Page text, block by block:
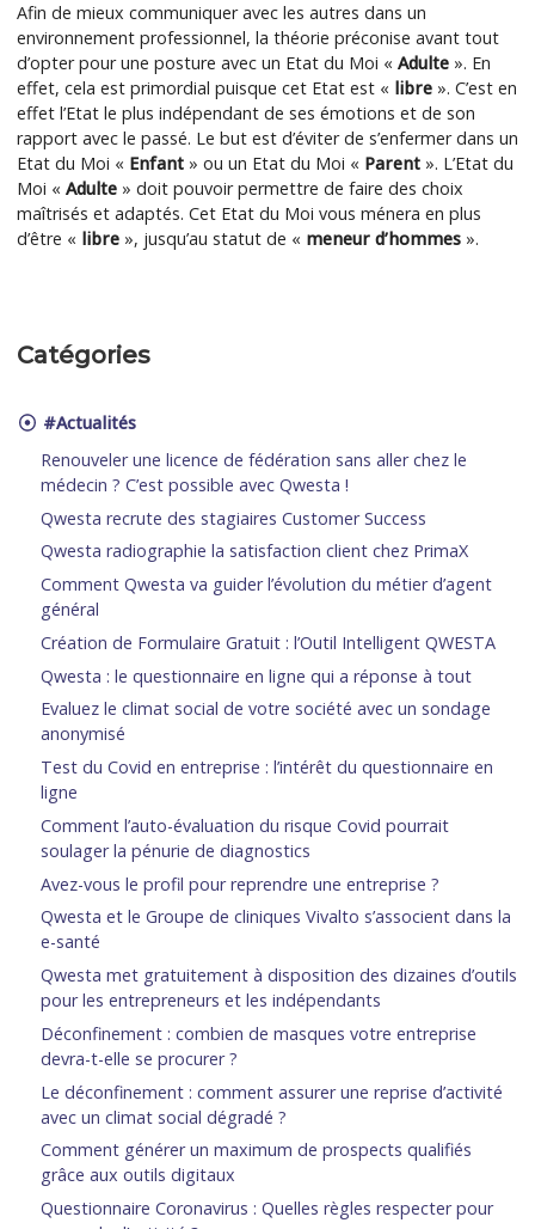
Afin de mieux communiquer avec les autres dans un
environnement professionnel, la théorie préconise avant tout
d’opter pour une posture avec un Etat du Moi « Adulte ». En
effet, cela est primordial puisque cet Etat est « libre ». C’est en
effet l’Etat le plus indépendant de ses émotions et de son
rapport avec le passé. Le but est d’éviter de s’enfermer dans un
Etat du Moi « Enfant » ou un Etat du Moi « Parent ». L’Etat du
Moi « Adulte » doit pouvoir permettre de faire des choix
maîtrisés et adaptés. Cet Etat du Moi vous ménera en plus
d’être « libre », jusqu’au statut de « meneur d’hommes ».
Catégories
#Actualités
Renouveler une licence de fédération sans aller chez le
médecin ? C’est possible avec Qwesta !
Qwesta recrute des stagiaires Customer Success
Qwesta radiographie la satisfaction client chez PrimaX
Comment Qwesta va guider l’évolution du métier d’agent
général
Création de Formulaire Gratuit : l’Outil Intelligent QWESTA
Qwesta : le questionnaire en ligne qui a réponse à tout
Evaluez le climat social de votre société avec un sondage
anonymisé
Test du Covid en entreprise : l’intérêt du questionnaire en
ligne
Comment l’auto-évaluation du risque Covid pourrait
soulager la pénurie de diagnostics
Avez-vous le profil pour reprendre une entreprise ?
Qwesta et le Groupe de cliniques Vivalto s’associent dans la
e-santé
Qwesta met gratuitement à disposition des dizaines d’outils
pour les entrepreneurs et les indépendants
Déconfinement : combien de masques votre entreprise
devra-t-elle se procurer ?
Le déconfinement : comment assurer une reprise d’activité
avec un climat social dégradé ?
Comment générer un maximum de prospects qualifiés
grâce aux outils digitaux
Questionnaire Coronavirus : Quelles règles respecter pour